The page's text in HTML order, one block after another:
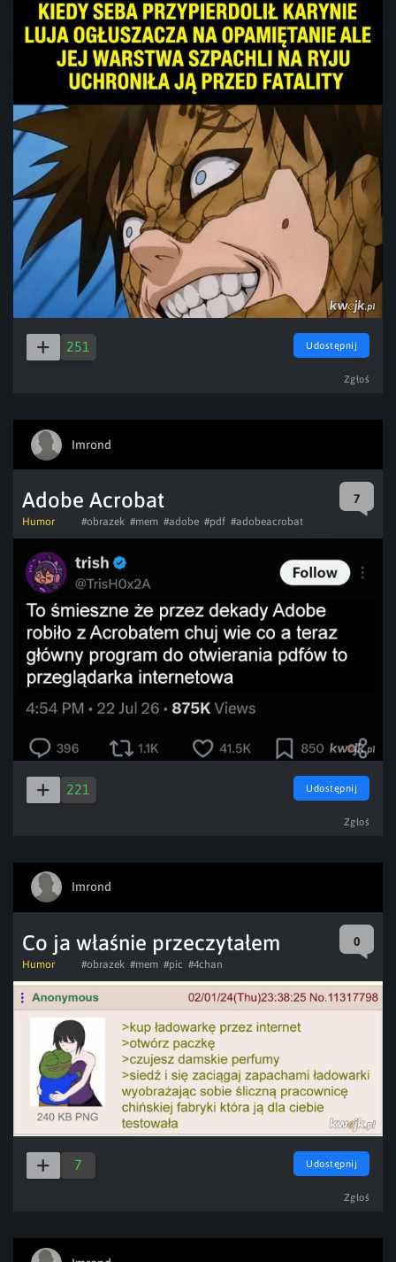
251 Udostępnij
Zgłoś
Imrond
Adobe Acrobat 7
Humor #obrazek #mem #adobe #pdf #adobeacrobat
221 Udostępnij
Zgłoś
Imrond
Co ja właśnie przeczytałem 0
Humor #obrazek #mem #pic #4chan
7 Udostępnij
Zgłoś